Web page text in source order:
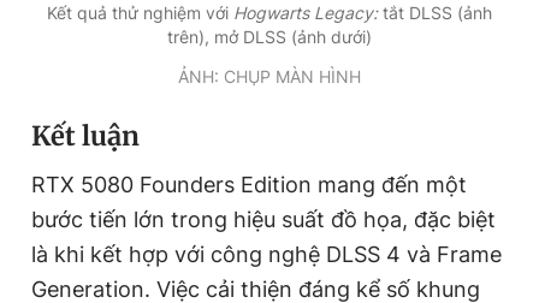
Kết quả thử nghiệm với Hogwarts Legacy:tắt DLSS (ảnh
trên), mở DLSS (ảnh dưới)
ẢNH: CHỤP MÀN HÌNH
Kết luận
RTX 5080 Founders Edition mang đến một
bước tiến lớn trong hiệu suất đồ họa, đặc biệt
là khi kết hợp với công nghệ DLSS 4 và Frame
Generation. Việc cải thiện đáng kể số khung